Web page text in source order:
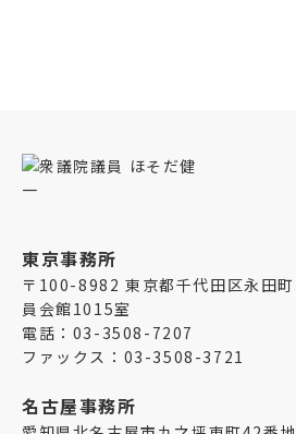
東京事務所
〒100-8982 東京都千代田区永田
員会館1015室
電話：03-3508-7207
ファックス：03-3508-3721
名古屋事務所